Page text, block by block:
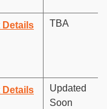
Details TBA
Details
Updated
Soon